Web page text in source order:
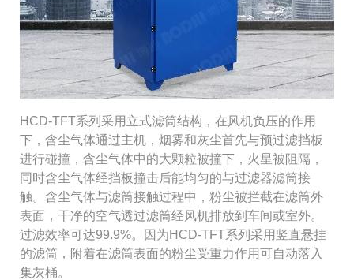
HCD-TFT系列采用立式滤筒结构，在风机负压的作用
下，含尘气体通过主机，烟雾和灰尘首先与预过滤挡板
进行碰撞，含尘气体中的大颗粒被撞下，火星被阻隔，
同时含尘气体经挡板撞击后能均匀的与过滤器滤筒接
触。含尘气体与滤筒接触过程中，粉尘被拦截在滤筒外
表面，干净的空气透过滤筒经风机排放到车间或室外。
过滤效率可达99.9%。因为HCD-TFT系列采用竖直悬挂
的滤筒，附着在滤筒表面的粉尘受重力作用可自动落入
集灰桶。